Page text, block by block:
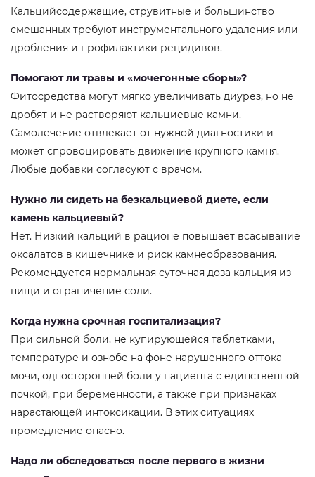
Кальцийсодержащие, струвитные и большинство
смешанных требуют инструментального удаления или
дробления и профилактики рецидивов.
Помогают ли травы и «мочегонные сборы»?
Фитосредства могут мягко увеличивать диурез, но не
дробят и не растворяют кальциевые камни.
Самолечение отвлекает от нужной диагностики и
может спровоцировать движение крупного камня.
Любые добавки согласуют с врачом.
Нужно ли сидеть на безкальциевой диете, если
камень кальциевый?
Нет. Низкий кальций в рационе повышает всасывание
оксалатов в кишечнике и риск камнеобразования.
Рекомендуется нормальная суточная доза кальция из
пищи и ограничение соли.
Когда нужна срочная госпитализация?
При сильной боли, не купирующейся таблетками,
температуре и ознобе на фоне нарушенного оттока
мочи, односторонней боли у пациента с единственной
почкой, при беременности, а также при признаках
нарастающей интоксикации. В этих ситуациях
промедление опасно.
Надо ли обследоваться после первого в жизни